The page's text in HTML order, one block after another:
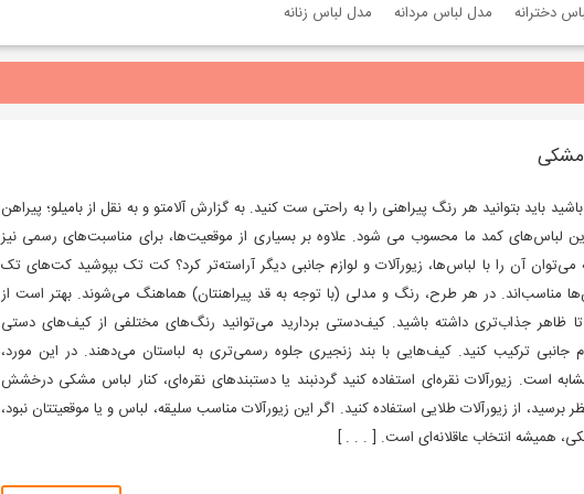
دخترانه مدل لباس مردانه مدل لباس زنانه
مشکی
باید بتوانید هر رنگ پیراهنی را به راحتی ست کنید. به گزارش آلامتو و به نقل از بامیلو؛ پیراهن
لباس‌های کمد ما محسوب می شود. علاوه بر بسیاری از موقعیت‌ها، برای مناسبت‌های رسمی نیز
آن را با لباس‌ها، زیورآلات و لوازم جانبی دیگر آراسته‌تر کرد؟ کت تک بپوشید کت‌های تک
مناسب‌اند. در هر طرح، رنگ و مدلی (با توجه به قد پیراهنتان) هماهنگ می‌شوند. بهتر است از
ظاهر جذاب‌تری داشته باشید. کیف‌دستی بردارید می‌توانید رنگ‌های مختلفی از کیف‌های دستی
جانبی ترکیب کنید. کیف‌هایی با بند زنجیری جلوه رسمی‌تری به لباستان می‌دهند. در این مورد،
زیورآلات نقره‌ای استفاده کنید گردنبند یا دستبندهای نقره‌ای، کنار لباس مشکی درخشش
از زیورآلات طلایی استفاده کنید. اگر این زیورآلات مناسب سلیقه، لباس و یا موقعیتتان نبود،
همیشه انتخاب عاقلانه‌ای است. [ . . . ]